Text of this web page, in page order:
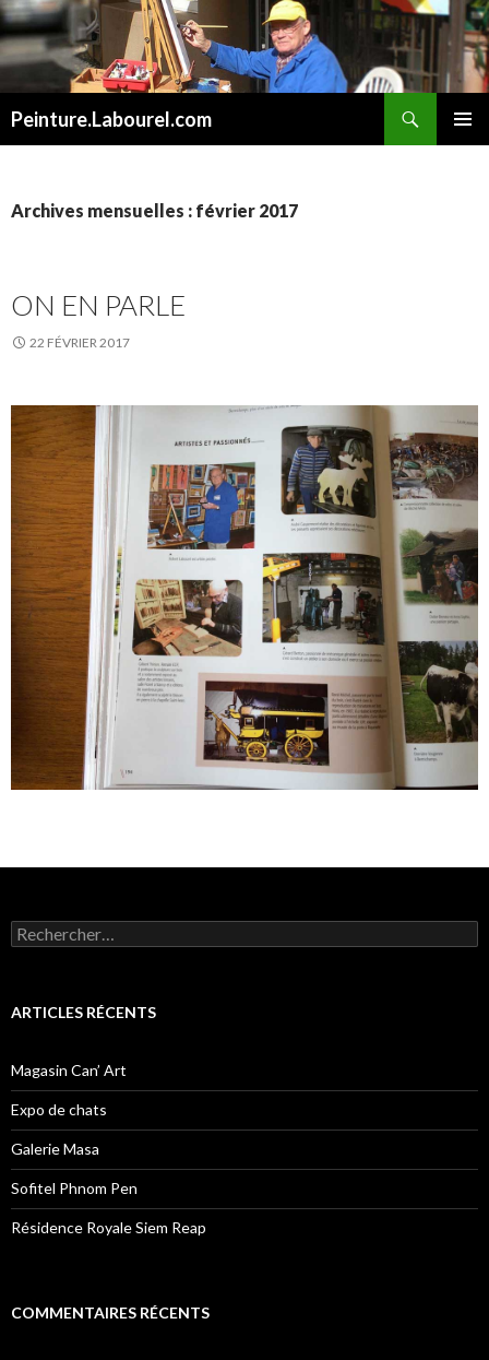
Peinture.Labourel.com
Archives mensuelles : février 2017
ON EN PARLE
22 FÉVRIER 2017
Rechercher :
ARTICLES RÉCENTS
Magasin Can’ Art
Expo de chats
Galerie Masa
Sofitel Phnom Pen
Résidence Royale Siem Reap
COMMENTAIRES RÉCENTS